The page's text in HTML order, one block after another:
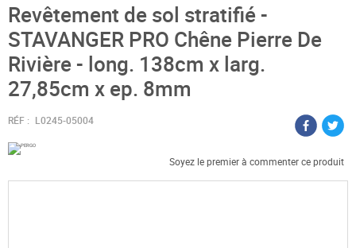
Revêtement de sol stratifié -
STAVANGER PRO Chêne Pierre De
Rivière - long. 138cm x larg.
27,85cm x ep. 8mm
RÉF : L0245-05004
Soyez le premier à commenter ce produit
Passer